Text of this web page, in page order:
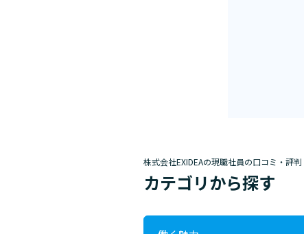
株式会社EXIDEAの現職社員の口コミ・評判
カテゴリから探す